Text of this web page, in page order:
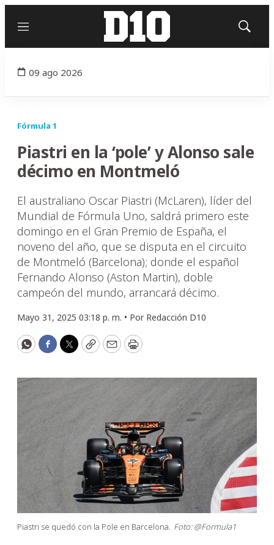
Menú
Mostrar
09 ago 2026
Fórmula 1
Piastri en la ‘pole’ y Alonso sale
décimo en Montmeló
El australiano Oscar Piastri (McLaren), líder del
Mundial de Fórmula Uno, saldrá primero este
domingo en el Gran Premio de España, el
noveno del año, que se disputa en el circuito
de Montmeló (Barcelona); donde el español
Fernando Alonso (Aston Martin), doble
campeón del mundo, arrancará décimo.
Mayo 31, 2025 03:18 p. m. • Por Redacción D10
WhatsApp
Facebook
Twitter
CopyEmailPrint
Piastri se quedó con la Pole en Barcelona. Foto: @Formula1